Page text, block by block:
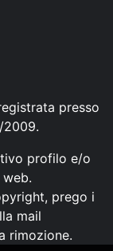
presso
2009.
profilo e/o
prego i
mail
rimozione.